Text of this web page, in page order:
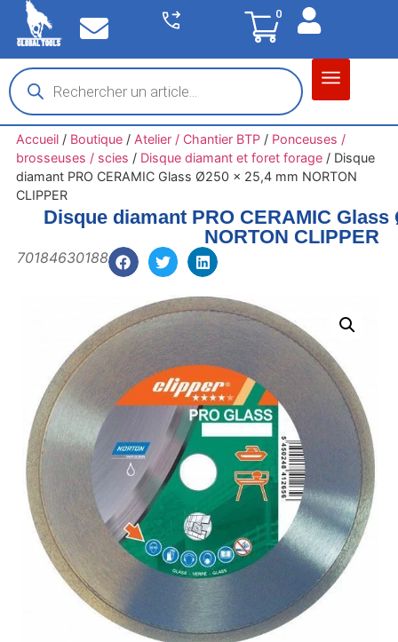
0
Accueil/ Boutique/ Atelier / Chantier BTP/ Ponceuses /
brosseuses / scies / Disque diamant et foret forage/ Disque
diamant PRO CERAMIC Glass Ø250 x 25,4 mm NORTON
CLIPPER
Disque diamant PRO CERAMIC Glass
NORTON CLIPPER
70184630188